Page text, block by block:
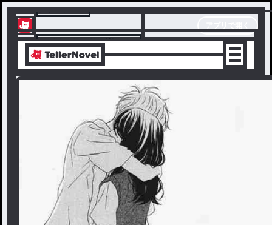
テラーノベル
アプリでサクサク楽しめる